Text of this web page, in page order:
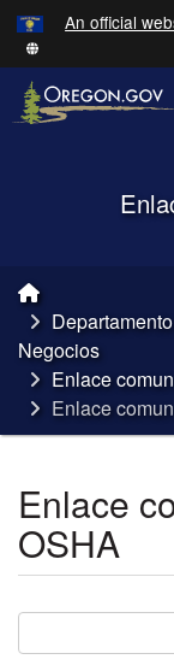
Skip to
An official
Back to Home
You are here:
Negocios
Enlace
Enlace
Enlace
OSHA